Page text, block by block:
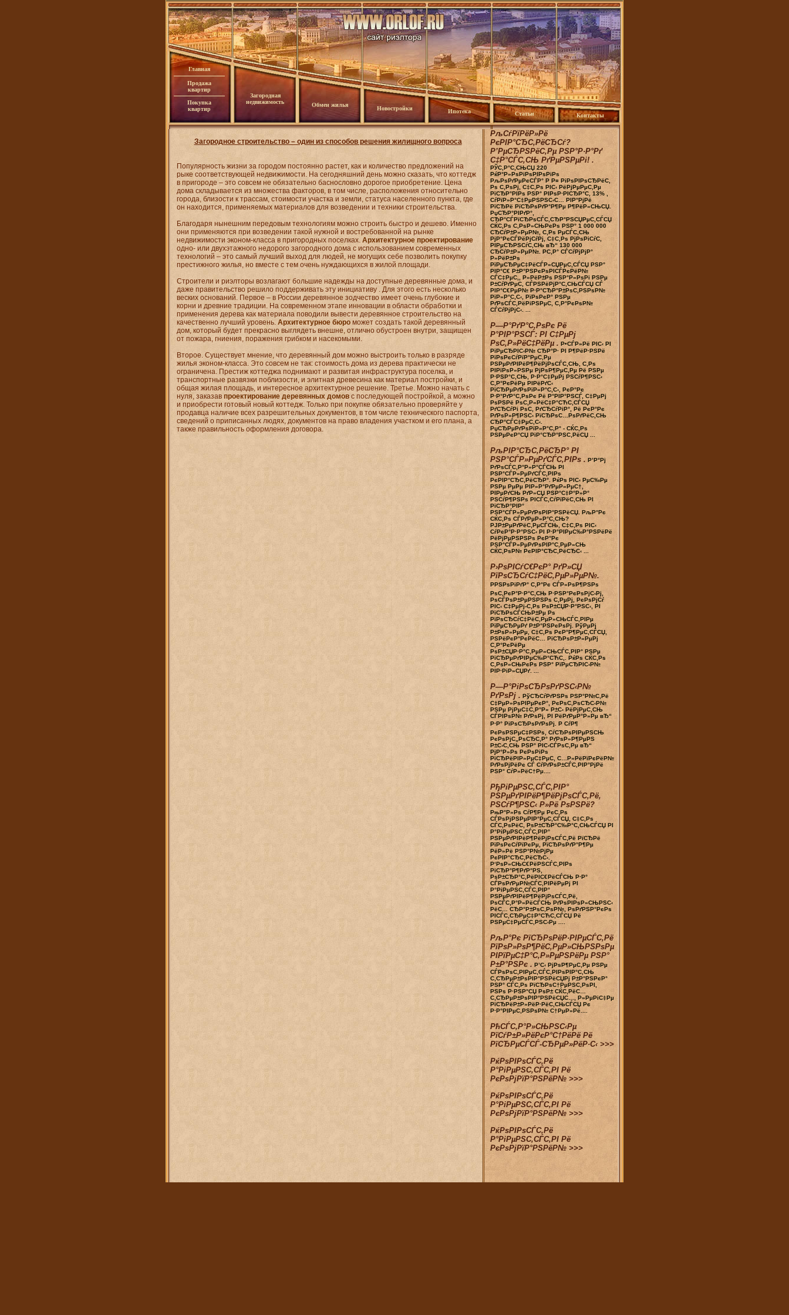
Главная
Продажа
квартир
Покупка
квартир
Загородная
недвижимость
Обмен жилья
Новостройки Ипотека Статьи Контакты
Загородное строительство – один из способов решения жилищного вопроса
Популярность жизни за городом постоянно растет, как и количество предложений на
рыке соответствующей недвижимости. На сегодняшний день можно сказать, что коттедж
в пригороде – это совсем не обязательно баснословно дорогое приобретение. Цена
дома складывается из множества факторов, в том числе, расположения относительно
города, близости к трассам, стоимости участка и земли, статуса населенного пункта, где
он находится, применяемых материалов для возведении и техники строительства.
Благодаря нынешним передовым технологиям можно строить быстро и дешево. Именно
они применяются при возведении такой нужной и востребованной на рынке
недвижимости эконом-класса в пригородных поселках. Архитектурное проектирование
одно- или двухэтажного недорого загородного дома с использованием современных
технологий – это самый лучший выход для людей, не могущих себе позволить покупку
престижного жилья, но вместе с тем очень нуждающихся в жилой площади.
Строители и риэлторы возлагают большие надежды на доступные деревянные дома, и
даже правительство решило поддерживать эту инициативу . Для этого есть несколько
веских оснований. Первое – в России деревянное зодчество имеет очень глубокие и
корни и древние традиции. На современном этапе инновации в области обработки и
применения дерева как материала поводили вывести деревянное строительство на
качественно лучший уровень. Архитектурное бюро может создать такой деревянный
дом, который будет прекрасно выглядеть внешне, отлично обустроен внутри, защищен
от пожара, гниения, поражения грибком и насекомыми.
Второе. Существует мнение, что деревянный дом можно выстроить только в разряде
жилья эконом-класса. Это совсем не так: стоимость дома из дерева практически не
ограничена. Престиж коттеджа поднимают и развитая инфраструктура поселка, и
транспортные развязки поблизости, и элитная древесина как материал постройки, и
общая жилая площадь, и интересное архитектурное решение. Третье. Можно начать с
нуля, заказав проектирование деревянных домов с последующей постройкой, а можно
и приобрести готовый новый коттедж. Только при покупке обязательно проверяйте у
продавца наличие всех разрешительных документов, в том числе технического паспорта,
сведений о приписанных людях, документов на право владения участком и его плана, а
также правильность оформления договора.
РљСѓРїРёР»Рё
РєРІР°СЂС‚РёСЂСѓ?
Р’РµСЂРЅРёС‚Рµ РЅР°Р·Р°Рґ
С‡Р°СЃС‚СЊ РґРµРЅРµРі! .
РЎС‚Р°С‚СЊСЏ 220
РќР°Р»РѕРіРѕРІРѕРіРѕ
РљРѕРґРµРєСЃР° Р Р¤ РіРѕРІРѕСЂРёС‚
Рѕ С‚РѕРј, С‡С‚Рѕ РІС‹ РёРјРµРµС‚Рµ
РїСЂР°РІРѕ РЅР° РІРѕР·РІСЂР°С‚ 13% ,
СѓРїР»Р°С‡РµРЅРЅС‹С… РІР°РјРё
РїСЂРё РїСЂРѕРґР°Р¶Рµ Р¶РёР»СЊСЏ.
РџСЂР°РІРґР°,
СЂР°СЃРїСЂРѕСЃС‚СЂР°РЅСЏРµС‚СЃСЏ
СЌС‚Рѕ С‚РѕР»СЊРєРѕ РЅР° 1 000 000
СЂСѓР±Р»РµР№, С‚Рѕ РµСЃС‚СЊ
РјР°РєСЃРёРјСѓРј, С‡С‚Рѕ РјРѕРіСѓС‚
РІРµСЂРЅСѓС‚СЊ вЂ“ 130 000
СЂСѓР±Р»РµР№. Р­С‚Р° СЃСѓРјРјР°
Р»РёР±Рѕ
РїРµСЂРµС‡РёСЃР»СЏРµС‚СЃСЏ РЅР°
РІР°С€ Р±Р°РЅРєРѕРІСЃРєРёР№
СЃС‡РµС‚, Р»РёР±Рѕ РЅР°Р»РѕРі РЅРµ
Р±СѓРґРµС‚ СЃРЅРёРјР°С‚СЊСЃСЏ СЃ
РІР°С€РµР№ Р·Р°СЂР°Р±РѕС‚РЅРѕР№
РїР»Р°С‚С‹, РїРѕРєР° РЅРµ
РґРѕСЃС‚РёРіРЅРµС‚ С‚Р°РєРѕР№
СЃСѓРјРјС‹. ...
Р—Р°РґР°С‚РѕРє Рё
Р°РІР°РЅСЃ: РІ С‡РµРј
РѕС‚Р»РёС‡РёРµ . Р•СЃР»Рё РІС‹ РІ
РїРµСЂРІС‹Р№ СЂР°Р· РІ Р¶РёР·РЅРё
РїРѕРєСѓРїР°РµС‚Рµ
РЅРµРґРІРёР¶РёРјРѕСЃС‚СЊ, С‚Рѕ
РІРїРѕР»РЅРµ РјРѕР¶РµС‚Рµ Рё РЅРµ
Р·РЅР°С‚СЊ, Р·Р°С‡РµРј РЅСѓР¶РЅС‹
С‚Р°РєРёРµ РІРёРґС‹
РїСЂРµРґРѕРїР»Р°С‚С‹, РєР°Рє
Р·Р°РґР°С‚РѕРє Рё Р°РІР°РЅСЃ, С‡РµРј
РѕРЅРё РѕС‚Р»РёС‡Р°СЋС‚СЃСЏ
РґСЂСѓРі РѕС‚ РґСЂСѓРіР°, Рё РєР°Рє
РґРѕР»Р¶РЅС‹ РїСЂРѕС…РѕРґРёС‚СЊ
СЂР°СЃС‡РµС‚С‹.
РџСЂРµРґРѕРїР»Р°С‚Р° - СЌС‚Рѕ
РЅРµРєР°СЏ РіР°СЂР°РЅС‚РёСЏ ...
РљРІР°СЂС‚РёСЂР° РІ
РЅР°СЃР»РµРґСЃС‚РІРѕ . Р’Р°Рј
РґРѕСЃС‚Р°Р»Р°СЃСЊ РІ
РЅР°СЃР»РµРґСЃС‚РІРѕ
РєРІР°СЂС‚РёСЂР°. РќРѕ РІС‹ РµС‰Рµ
РЅРµ РµРµ РІР»Р°РґРµР»РµС†,
РІРµРґСЊ РґР»СЏ РЅР°С‡Р°Р»Р°
РЅСѓР¶РЅРѕ РІСЃС‚СѓРїРёС‚СЊ РІ
РїСЂР°РІР°
РЅР°СЃР»РµРґРѕРІР°РЅРёСЏ. РљР°Рє
СЌС‚Рѕ СЃРґРµР»Р°С‚СЊ?
РЈР±РµРґРёС‚РµСЃСЊ, С‡С‚Рѕ РІС‹
СѓРєР°Р·Р°РЅС‹ РІ Р·Р°РІРµС‰Р°РЅРёРё
РёРјРµРЅРЅРѕ РєР°Рє
РЅР°СЃР»РµРґРѕРІР°С‚РµР»СЊ
СЌС‚РѕР№ РєРІР°СЂС‚РёСЂС‹ ...
Р›РѕРІСѓС€РєР° РґР»СЏ
РїРѕСЂСѓС‡РёС‚РµР»РµР№.
РРЅРѕРіРґР° С‚Р°Рє СЃР»РѕР¶РЅРѕ
РѕС‚РєР°Р·Р°С‚СЊ Р·РЅР°РєРѕРјС‹Рј,
РѕСЃРѕР±РµРЅРЅРѕ С‚РµРј, РєРѕРјСѓ
РІС‹ С‡РµРј-С‚Рѕ РѕР±СЏР·Р°РЅС‹, РІ
РїСЂРѕСЃСЊР±Рµ Рѕ
РїРѕСЂСѓС‡РёС‚РµР»СЊСЃС‚РІРµ
РїРµСЂРµРґ Р±Р°РЅРєРѕРј. РўРµРј
Р±РѕР»РµРµ, С‡С‚Рѕ РєР°Р¶РµС‚СЃСЏ,
РЅРёРєР°РєРёС… РїСЂРѕР±Р»РµРј
С‚Р°РєРёРµ
РѕР±СЏР·Р°С‚РµР»СЊСЃС‚РІР° РЅРµ
РїСЂРµРґРІРµС‰Р°СЋС‚. РќРѕ СЌС‚Рѕ
С‚РѕР»СЊРєРѕ РЅР° РїРµСЂРІС‹Р№
РІР·РіР»СЏРґ. ...
Р—Р°РіРѕСЂРѕРґРЅС‹Р№
РґРѕРј . РўСЂСѓРґРЅРѕ РЅР°Р№С‚Рё
С‡РµР»РѕРІРµРєР°, РєРѕС‚РѕСЂС‹Р№
РЅРµ РјРµС‡С‚Р°Р» Р±С‹ РёРјРµС‚СЊ
СЃРІРѕР№ РґРѕРј, РІ РёРґРµР°Р»Рµ вЂ“
Р·Р° РіРѕСЂРѕРґРѕРј. Р СѓР¶
РєРѕРЅРµС‡РЅРѕ, СѓСЂРѕРІРµРЅСЊ
РєРѕРјС„РѕСЂС‚Р° РґРѕР»Р¶РµРЅ
Р±С‹С‚СЊ РЅР° РІС‹СЃРѕС‚Рµ вЂ“
РјР°Р»Рѕ РєРѕРіРѕ
РїСЂРёРІР»РµС‡РµС‚ С…Р»РёРїРєРёР№
РґРѕРјРёРє СЃ СѓРґРѕР±СЃС‚РІР°РјРё
РЅР° СѓР»РёС†Рµ....
РђРіРµРЅС‚СЃС‚РІР°
РЅРµРґРІРёР¶РёРјРѕСЃС‚Рё,
РЅСѓР¶РЅС‹ Р»Рё РѕРЅРё?
РњР°Р»Рѕ СѓР¶Рµ РєС‚Рѕ
СЃРѕРјРЅРµРІР°РµС‚СЃСЏ, С‡С‚Рѕ
СЃС‚РѕРёС‚ РѕР±СЂР°С‰Р°С‚СЊСЃСЏ РІ
Р°РіРµРЅС‚СЃС‚РІР°
РЅРµРґРІРёР¶РёРјРѕСЃС‚Рё РїСЂРё
РїРѕРєСѓРїРєРµ, РїСЂРѕРґР°Р¶Рµ
РёР»Рё РЅР°Р№РјРµ
РєРІР°СЂС‚РёСЂС‹.
Р‘РѕР»СЊС€РёРЅСЃС‚РІРѕ
РіСЂР°Р¶РґР°РЅ,
РѕР±СЂР°С‚РёРІС€РёСЃСЊ Р·Р°
СЃРѕРґРµР№СЃС‚РІРёРµРј РІ
Р°РіРµРЅС‚СЃС‚РІР°
РЅРµРґРІРёР¶РёРјРѕСЃС‚Рё,
РѕСЃС‚Р°Р»РёСЃСЊ РґРѕРІРѕР»СЊРЅС‹
РёС… СЂР°Р±РѕС‚РѕР№, РѕРґРЅР°РєРѕ
РІСЃС‚СЂРµС‡Р°СЋС‚СЃСЏ Рё
РЅРµС‡РµСЃС‚РЅС‹Рµ ....
РљР°Рє РїСЂРѕРёР·РІРµСЃС‚Рё
РїРѕР»РѕР¶РёС‚РµР»СЊРЅРѕРµ
РІРїРµС‡Р°С‚Р»РµРЅРёРµ РЅР°
Р±Р°РЅРє . Р’С‹ РјРѕР¶РµС‚Рµ РЅРµ
СЃРѕРѕС‚РІРµС‚СЃС‚РІРѕРІР°С‚СЊ
С‚СЂРµР±РѕРІР°РЅРёСЏРј Р±Р°РЅРєР°
РЅР° СЃС‚Рѕ РїСЂРѕС†РµРЅС‚РѕРІ,
РЅРѕ Р·РЅР°СЏ РѕР± СЌС‚РёС…
С‚СЂРµР±РѕРІР°РЅРёСЏС…, Р»РµРіС‡Рµ
РїСЂРёР±Р»РёР·РёС‚СЊСЃСЏ Рє
Р·Р°РІРµС‚РЅРѕР№ С†РµР»Рё....
РћСЃС‚Р°Р»СЊРЅС‹Рµ
РїСѓР±Р»РёРєР°С†РёРё Рё
РїСЂРµСЃСЃ-СЂРµР»РёР·С‹ >>>
РќРѕРІРѕСЃС‚Рё
Р°РіРµРЅС‚СЃС‚РІ Рё
РєРѕРјРїР°РЅРёР№ >>>
РќРѕРІРѕСЃС‚Рё
Р°РіРµРЅС‚СЃС‚РІ Рё
РєРѕРјРїР°РЅРёР№ >>>
РќРѕРІРѕСЃС‚Рё
Р°РіРµРЅС‚СЃС‚РІ Рё
РєРѕРјРїР°РЅРёР№ >>>